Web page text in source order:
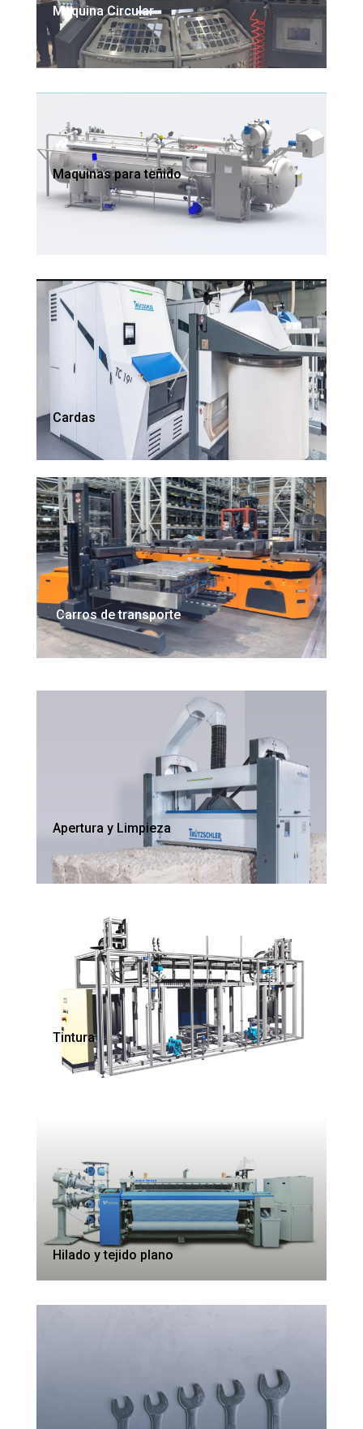
Maquina Circular
Maquinas para teñido
Cardas
Carros de transporte
Apertura y Limpieza
Tintura
Hilado y tejido plano